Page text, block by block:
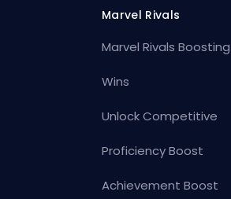
Marvel Rivals
Marvel Rivals Boosting
Wins
Unlock Competitive
Proficiency Boost
Achievement Boost